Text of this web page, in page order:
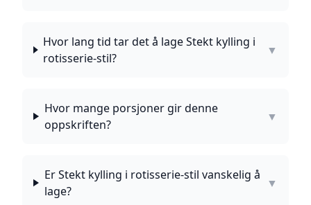
Hvor lang tid tar det å lage Stekt kylling i
rotisserie-stil?
▼
Hvor mange porsjoner gir denne
oppskriften?
▼
Er Stekt kylling i rotisserie-stil vanskelig å
lage?
▼